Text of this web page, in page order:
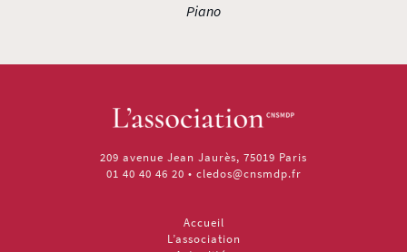
Piano
209 avenue Jean Jaurès, 75019 Paris
01 40 40 46 20 • cledos@cnsmdp.fr
Accueil
L’association